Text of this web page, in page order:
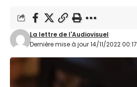
Dernière mise à jour 14/11/2022 00:17
La lettre de l'Audiovisuel